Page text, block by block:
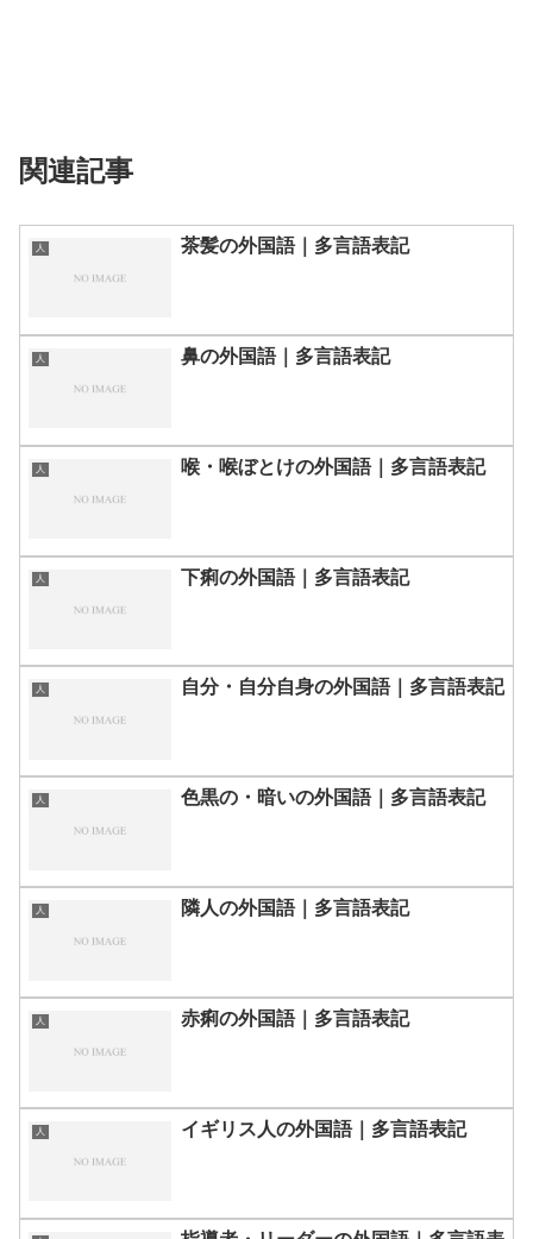
関連記事
人 茶髪の外国語｜多言語表記
人 鼻の外国語｜多言語表記
人 喉・喉ぼとけの外国語｜多言語表記
人 下痢の外国語｜多言語表記
人 自分・自分自身の外国語｜多言語表記
人 色黒の・暗いの外国語｜多言語表記
人 隣人の外国語｜多言語表記
人 赤痢の外国語｜多言語表記
人 イギリス人の外国語｜多言語表記